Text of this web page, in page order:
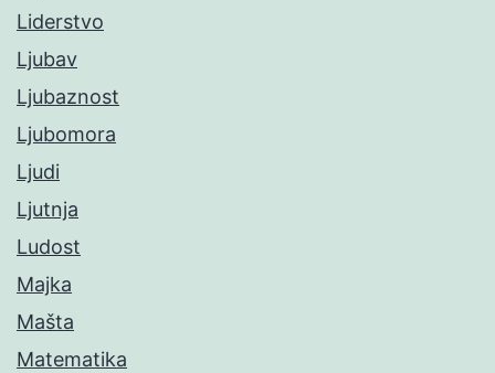
Liderstvo
Ljubav
Ljubaznost
Ljubomora
Ljudi
Ljutnja
Ludost
Majka
Mašta
Matematika